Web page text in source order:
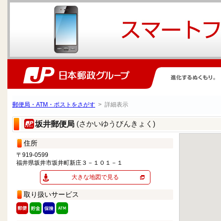
郵便局・ATM・ポストをさがす > 詳細表示
坂井郵便局 (さかいゆうびんきょく)
住所
〒919-0599
福井県坂井市坂井町新庄３－１０１－１
大きな地図で見る
取り扱いサービス